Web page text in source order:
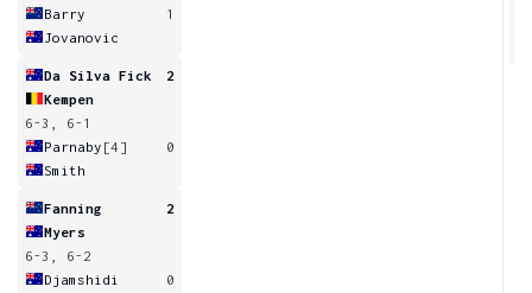
Barry
1
Jovanovic
Da Silva Fick
2
Kempen
6-3, 6-1
Parnaby [4]
0
Smith
Fanning
2
Myers
6-3, 6-2
Djamshidi
0